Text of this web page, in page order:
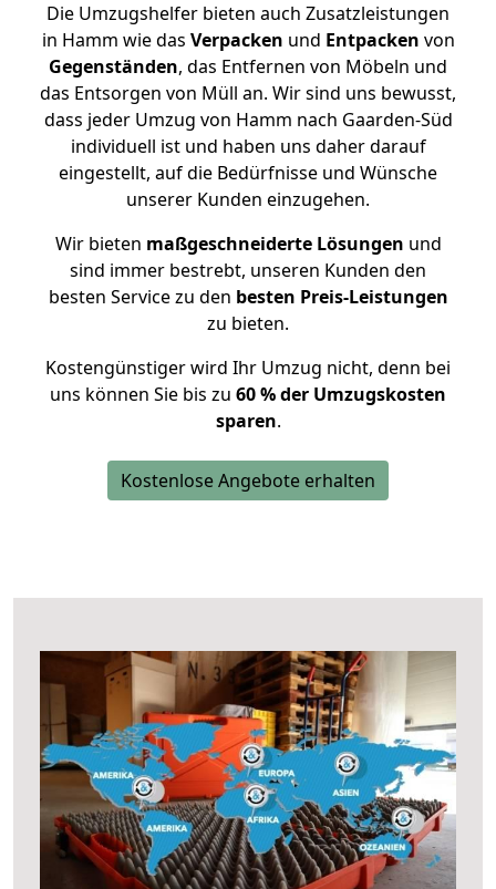
Die Umzugshelfer bieten auch Zusatzleistungen
in Hamm wie das Verpacken und Entpacken von
Gegenständen, das Entfernen von Möbeln und
das Entsorgen von Müll an. Wir sind uns bewusst,
dass jeder Umzug von Hamm nach Gaarden-Süd
individuell ist und haben uns daher darauf
eingestellt, auf die Bedürfnisse und Wünsche
unserer Kunden einzugehen.
Wir bieten maßgeschneiderte Lösungen und
sind immer bestrebt, unseren Kunden den
besten Service zu den besten Preis-Leistungen
zu bieten.
Kostengünstiger wird Ihr Umzug nicht, denn bei
uns können Sie bis zu 60 % der Umzugskosten
sparen.
Kostenlose Angebote erhalten